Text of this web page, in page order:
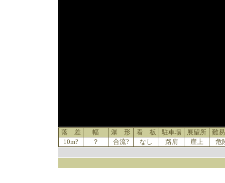
落 差 幅 瀑 形 看 板 駐車場 展望所
難
10m?
？ 合流? なし 路肩 崖上 危